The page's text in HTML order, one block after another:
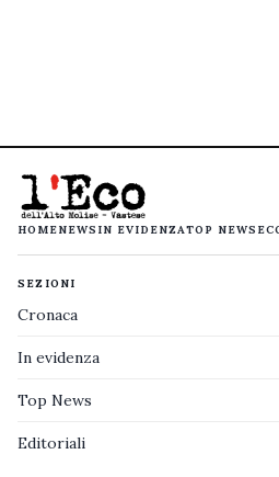
HOMENEWS IN EVIDENZATOP NEWS
SEZIONI
Cronaca
In evidenza
Top News
Editoriali